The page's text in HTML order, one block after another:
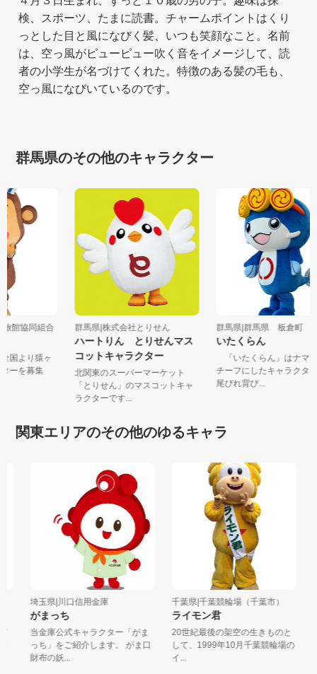
検、スポーツ、たまに読書。チャームポイントはくり
っとした目と風になびく髪、いつも笑顔なこと。名前
は、空っ風がピューピュー吹く音をイメージして、読
者の小学生が名づけてくれた。特徴のある髪の毛も、
空っ風になびいているのです。
群馬県のその他のキャラクター
旅館協同組合
全国より猿ヶ
ターを募集
群馬県|株式会社とりせん
ハートりん とりせんマス
コットキャラクター
北関東のスーパーマーケット
「とりせん」のマスコットキャ
ラクターです...
群馬県|群馬県 板倉町
いたくらん
「いたくらん」はナ
チーフにしたキャラク
尾びれ背び...
関東エリアのその他のゆるキャラ
埼玉県|川口信用金庫
がまっち
当金庫公式キャラクター「がま
っち」をご紹介します。 がま口
財布の妖...
千葉県|千葉競輪場（千葉市）
ライモン君
20世紀最後の架空の生きものと
して、1999年10月千葉競輪場の
イ...